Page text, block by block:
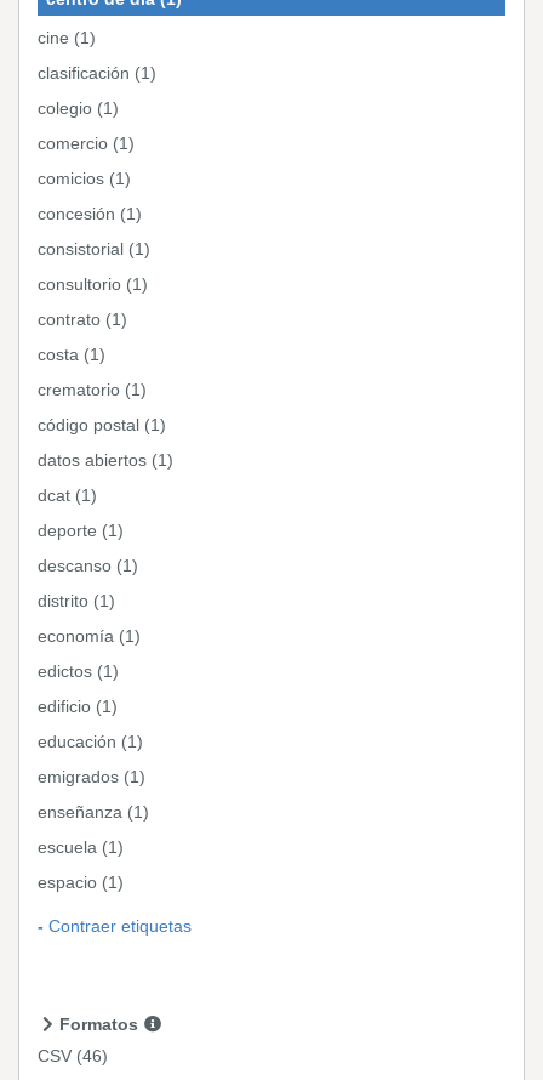
cine (1)
clasificación (1)
colegio (1)
comercio (1)
comicios (1)
concesión (1)
consistorial (1)
consultorio (1)
contrato (1)
costa (1)
crematorio (1)
código postal (1)
datos abiertos (1)
dcat (1)
deporte (1)
descanso (1)
distrito (1)
economía (1)
edictos (1)
edificio (1)
educación (1)
emigrados (1)
enseñanza (1)
escuela (1)
espacio (1)
Contraer etiquetas
Formatos
CSV (46)